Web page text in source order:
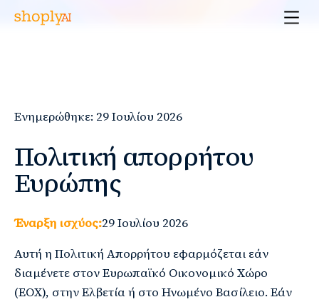
Ενημερώθηκε: 29 Ιουλίου 2026
Πολιτική απορρήτου
Ευρώπης
Έναρξη ισχύος:29 Ιουλίου 2026
Αυτή η Πολιτική Απορρήτου εφαρμόζεται εάν
διαμένετε στον Ευρωπαϊκό Οικονομικό Χώρο
(ΕΟΧ), στην Ελβετία ή στο Ηνωμένο Βασίλειο. Εάν